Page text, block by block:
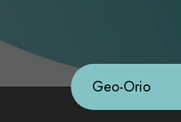
Geo-Orio